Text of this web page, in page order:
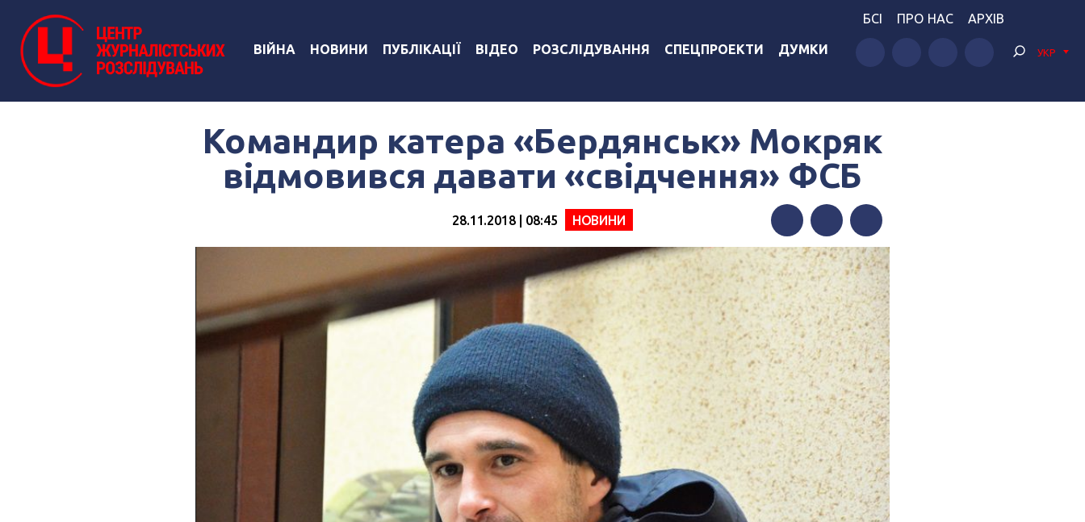
ВІЙНА НОВИНИ ПУБЛІКАЦІЇ ВІДЕО РОЗСЛІДУВАННЯ СПЕЦПРОЕКТИ ДУМКИ
БСІ ПРО НАС АРХІВ
УКР
Командир катера «Бердянськ» Мокряк
відмовився давати «свідчення» ФСБ
28.11.2018 | 08:45 НОВИНИ
FacebookTwitterTelegram